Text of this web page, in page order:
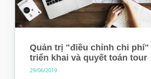
Quản trị "điều chỉnh chi phí"
triển khai và quyết toán tour
29/06/2019